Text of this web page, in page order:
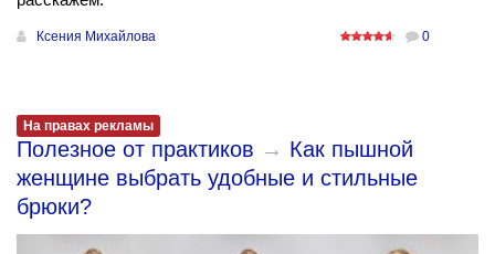
Ксения Михайлова 0
На правах рекламы
Полезное от практиков → Как пышной
женщине выбрать удобные и стильные
брюки?